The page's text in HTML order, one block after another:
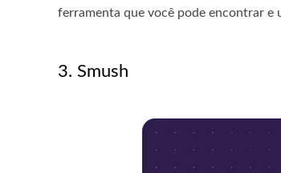
ferramenta que você pode encontrar e
3. Smush